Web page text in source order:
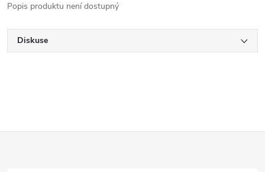
Popis produktu není dostupný
Diskuse